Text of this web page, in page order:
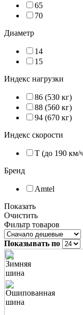
65
70
Диаметр
14
15
Индекс нагрузки
86 (530 кг)
88 (560 кг)
94 (670 кг)
Индекс скорости
T (до 190 км/
Бренд
Amtel
Показать
Очистить
Фильтр товаров
Показывать по